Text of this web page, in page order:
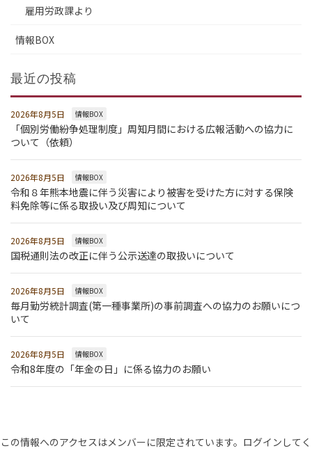
雇用労政課より
情報BOX
最近の投稿
2026年8月5日 情報BOX
「個別労働紛争処理制度」周知月間における広報活動への協力に
ついて（依頼）
2026年8月5日 情報BOX
令和８年熊本地震に伴う災害により被害を受けた方に対する保険
料免除等に係る取扱い及び周知について
2026年8月5日 情報BOX
国税通則法の改正に伴う公示送達の取扱いについて
2026年8月5日 情報BOX
毎月勤労統計調査(第一種事業所)の事前調査への協力のお願いにつ
いて
2026年8月5日 情報BOX
令和8年度の「年金の日」に係る協力のお願い
この情報へのアクセスはメンバーに限定されています。ログインしてく